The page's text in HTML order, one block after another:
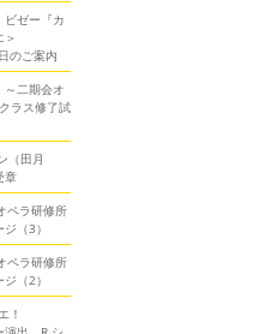
ビゼー『カ
＞
のご案内
～二期会オ
ラス修了試
（田月
章
ペラ研修所
（3）
ペラ研修所
（2）
！